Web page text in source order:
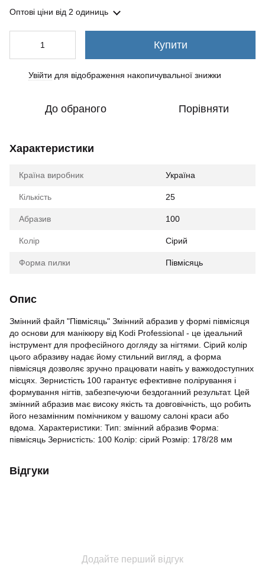
Оптові ціни від 2 одиниць
Купити
Увійти для відображення накопичувальної знижки
До обраного Порівняти
Характеристики
Країна виробник Україна
Кількість 25
Абразив 100
Колір Сірий
Форма пилки Півмісяць
Опис
Змінний файл "Півмісяць" Змінний абразив у формі півмісяця
до основи для манікюру від Kodi Professional - це ідеальний
інструмент для професійного догляду за нігтями. Сірий колір
цього абразиву надає йому стильний вигляд, а форма
півмісяця дозволяє зручно працювати навіть у важкодоступних
місцях. Зернистість 100 гарантує ефективне полірування і
формування нігтів, забезпечуючи бездоганний результат. Цей
змінний абразив має високу якість та довговічність, що робить
його незамінним помічником у вашому салоні краси або
вдома. Характеристики: Тип: змінний абразив Форма:
півмісяць Зернистість: 100 Колір: сірий Розмір: 178/28 мм
Відгуки
Додайте перший відгук